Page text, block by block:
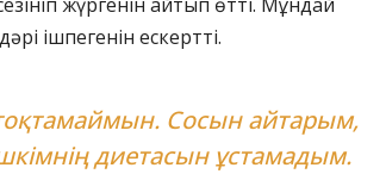
ішпегенін ескертті.
Сосын айтарым,
диетасын ұстамадым.